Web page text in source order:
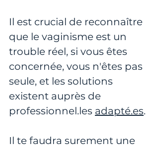
Il est crucial de reconnaître
que le vaginisme est un
trouble réel, si vous êtes
concernée, vous n'êtes pas
seule, et les solutions
existent auprès de
professionnel.les adapté.es.
Il te faudra surement une